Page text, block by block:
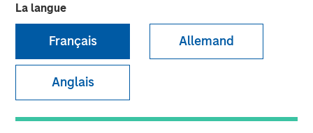
La langue
Français Allemand
Anglais
NEW YORK – May 1, 2023
Investment funds managed by Morgan Stanley Capital
Partners (“MSCP”), the middle-market focused private